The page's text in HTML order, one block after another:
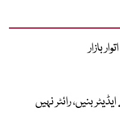
بازار
بنیں، رائٹر نہیں